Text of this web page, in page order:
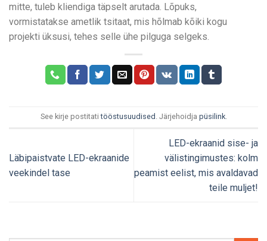
mitte, tuleb kliendiga täpselt arutada. Lõpuks,
vormistatakse ametlik tsitaat, mis hõlmab kõiki kogu
projekti üksusi, tehes selle ühe pilguga selgeks.
See kirje postitatitööstusuudised . Järjehoidja püsilink.
Läbipaistvate LED-ekraanide
veekindel tase
LED-ekraanid sise- ja
välistingimustes: kolm
peamist eelist, mis avaldavad
teile muljet!